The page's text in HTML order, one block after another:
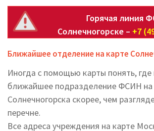
Горячая линия
Солнечногорске – +7
Ближайшее отделение на карте
Иногда с помощью карты понять, где
ближайшее подразделение ФСИН на
Солнечногорска скорее, чем
перечне.
Все адреса учреждения на карте